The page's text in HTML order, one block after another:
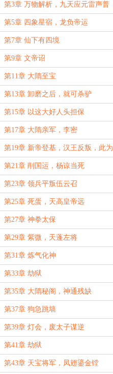
第3章 万物解析，九天应元雷声普
化天尊
第5章 四象星宿，龙负帝运
第7章 仙下有四境
第9章 文帝诏
第11章 大隋至宝
第13章 卸磨之后，就可杀驴
第15章 以这大好人头担保
第17章 大隋亲军，李密
第19章 新帝登基，汉王反叛，此为
不祥之兆
第21章 削国运，杨谅当死
第23章 领兵平叛伍云召
第25章 死蛋，天高皇帝远
第27章 神拳太保
第29章 紫微，天蓬左将
第31章 炼气化神
第33章 劫狱
第35章 大隋秘阁，神通残缺
第37章 狗急跳墙
第39章 灯会，废太子谋逆
第41章 劫狱
第43章 天宝将军，凤翅鎏金镗